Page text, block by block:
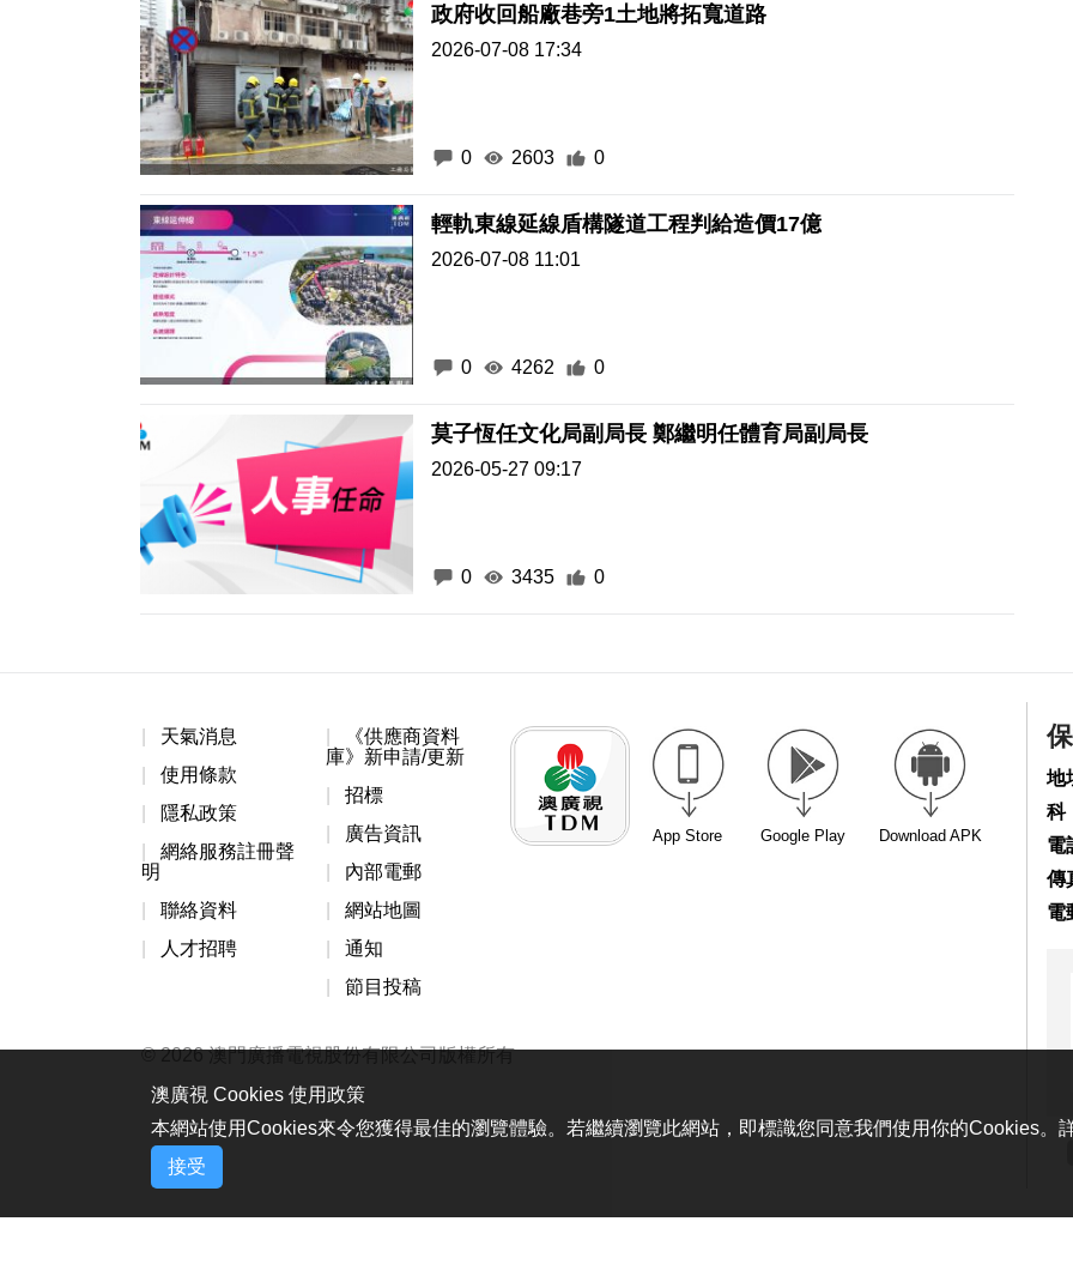
政府收回船廠巷旁1土地將拓寬道路
2026-07-08 17:34
0 2603 0
輕軌東線延線盾構隧道工程判給造價17億
2026-07-08 11:01
0 4262 0
莫子恆任文化局副局長 鄭繼明任體育局副局長
2026-05-27 09:17
0 3435 0
天氣消息
使用條款
隱私政策
網絡服務註冊聲
明
聯絡資料
人才招聘
《供應商資料
庫》新申請/更新
招標
廣告資訊
內部電郵
網站地圖
通知
節目投稿
App Store Google Play Download APK
© 2026 澳門廣播電視股份有限公司版權所有
地
科
電
傳
電
澳廣視 Cookies 使用政策
本網站使用Cookies來令您獲得最佳的瀏覽體驗。若繼續瀏覽此網站，即標識您同意我們使用你的Cookies。
接受